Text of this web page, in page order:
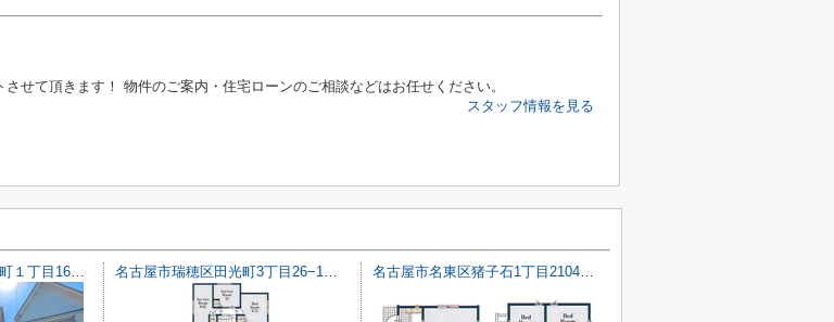
せて頂きます！ 物件のご案内・住宅ローンのご相談などはお任せください。
スタッフ情報を見る